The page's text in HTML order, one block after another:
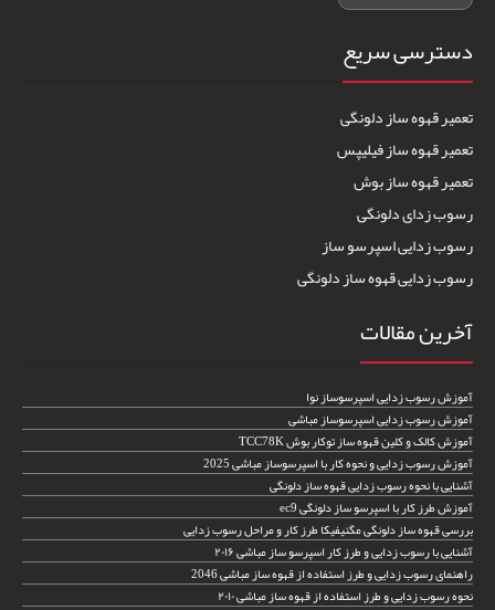
دسترسی سریع
تعمیر قهوه ساز دلونگی
تعمیر قهوه ساز فیلیپس
تعمیر قهوه ساز بوش
رسوب زدای دلونگی
رسوب زدایی اسپرسو ساز
رسوب زدایی قهوه ساز دلونگی
آخرین مقالات
آموزش رسوب زدایی اسپرسوساز نوا
آموزش رسوب زدایی اسپرسوساز مباشی
آموزش کالک و کلین قهوه ساز توکار بوش TCC78K
آموزش رسوب زدایی و نحوه کار با اسپرسوساز مباشی 2025
آشنایی با نحوه رسوب زدایی قهوه ساز دلونگی
آموزش طرز کار با اسپرسو ساز دلونگی ec9
بررسی قهوه ساز دلونگی مگنیفیکا طرز کار و مراحل رسوب زدایی
آشنایی با رسوب زدایی و طرز کار اسپرسو ساز مباشی ۲۰۱۶
راهنمای رسوب زدایی و طرز استفاده از قهوه ساز مباشی 2046
نحوه رسوب زدایی و طرز استفاده از قهوه ساز مباشی ۲۰۱۰